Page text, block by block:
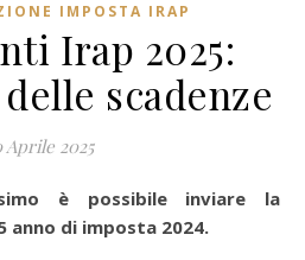
IMPOSTA IRAP
Irap 2025:
scadenze
Aprile 2025
anno di imposta 2024.